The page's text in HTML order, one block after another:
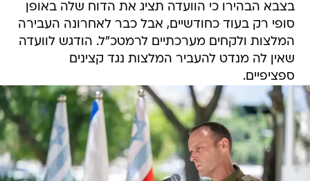
בצבא הבהירו כי הוועדה תציג את הדוח שלה באופן
סופי רק בעוד כחודשיים, אבל כבר לאחרונה העבירה
המלצות ולקחים מערכתיים לרמטכ"ל. הודגש לוועדה
שאין לה מנדט להעביר המלצות נגד קצינים
ספציפיים.